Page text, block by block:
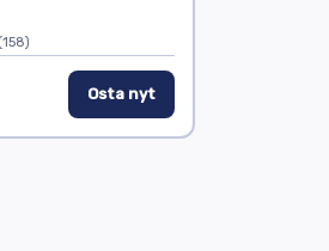
(158)
Osta nyt